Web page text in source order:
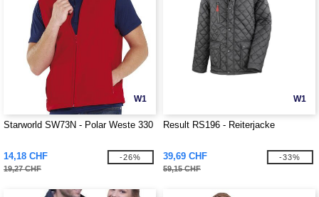
W1
Starworld SW73N - Polar Weste 330
14,18 CHF
19,27 CHF
-26%
W1
Result RS196 - Reiterjacke
39,69 CHF
59,15 CHF
-33%